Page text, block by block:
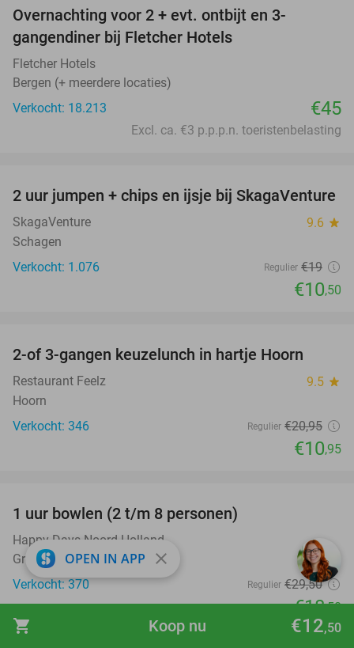
shopping_cart €12,50
Koop nu
Overnachting voor 2 + evt. ontbijt en 3-
gangendiner bij Fletcher Hotels
Fletcher Hotels
Bergen (+ meerdere locaties)
Verkocht: 18.213
€45
Excl. ca. €3 p.p.p.n. toeristenbelasting
45%
2 uur jumpen + chips en ijsje bij SkagaVenture
SkagaVenture 9.6 star
Schagen
Verkocht: 1.076
Regulier €19
€10,50
2-of 3-gangen keuzelunch in hartje Hoorn
Restaurant Feelz 9.5 star
Hoorn
Verkocht: 346
Regulier €20,95
€10,95
1 uur bowlen (2 t/m 8 personen)
Happy Days Noord-Holland
Grootebroek
Verkocht: 370
Regulier €29,50
€18,50
favorite_border
OPEN IN APP close